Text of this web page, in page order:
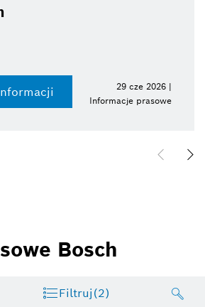
29 cze 2026 |
Informacje prasowe
Bosch
Filtruj(2)